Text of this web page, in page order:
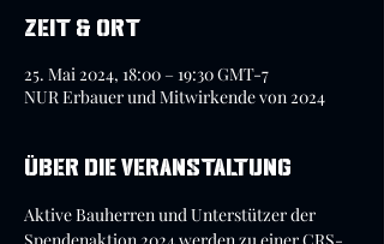
Zeit & Ort
25. Mai 2024, 18:00 – 19:30 GMT-7
NUR Erbauer und Mitwirkende von 2024
Über die Veranstaltung
Aktive Bauherren und Unterstützer der